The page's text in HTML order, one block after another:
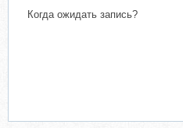
Когда ожидать запись?